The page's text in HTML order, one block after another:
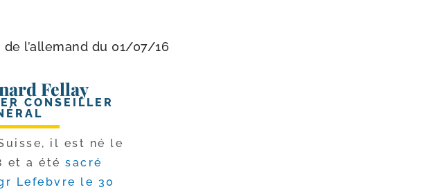
l’allemand du 01/​07/​16
Fellay
CONSEILLER
il est né le
et a été sacré
Lefebvre le 30